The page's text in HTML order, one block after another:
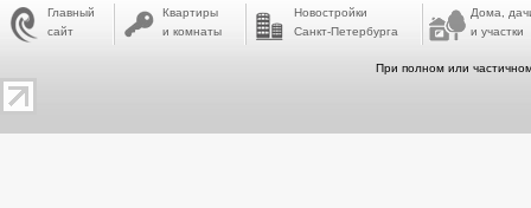
Главный
сайт
Квартиры
и комнаты
Новостройки
Санкт-Петербурга
Дома,
и участки
При полном или